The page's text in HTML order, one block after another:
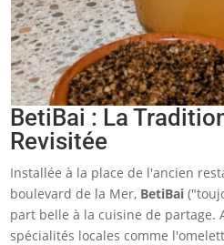
BetiBai : La
Revisitée
Installée à la place de l'ancien
boulevard de la Mer, BetiBai
part belle à la cuisine de partage.
spécialités locales comme